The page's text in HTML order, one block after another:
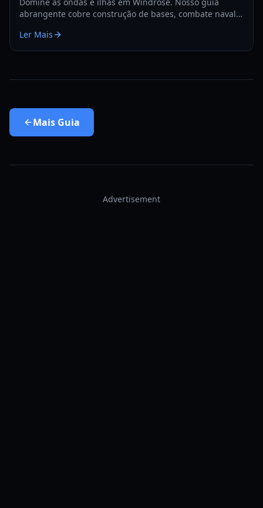
abrangente cobre construção de bases, combate naval e
Ler Mais
Mais Guia
Advertisement